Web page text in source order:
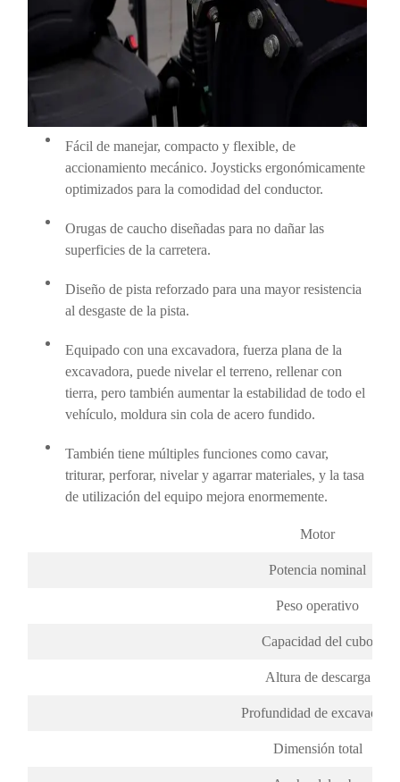
Fácil de manejar, compacto y flexible, de
accionamiento mecánico. Joysticks ergonómicamente
optimizados para la comodidad del conductor.
Orugas de caucho diseñadas para no dañar las
superficies de la carretera.
Diseño de pista reforzado para una mayor resistencia
al desgaste de la pista.
Equipado con una excavadora, fuerza plana de la
excavadora, puede nivelar el terreno, rellenar con
tierra, pero también aumentar la estabilidad de todo el
vehículo, moldura sin cola de acero fundido.
También tiene múltiples funciones como cavar,
triturar, perforar, nivelar y agarrar materiales, y la tasa
de utilización del equipo mejora enormemente.
Motor
Potencia nominal
Peso operativo
Capacidad del cubo
Altura de descarga
Profundidad de excavación
Dimensión total